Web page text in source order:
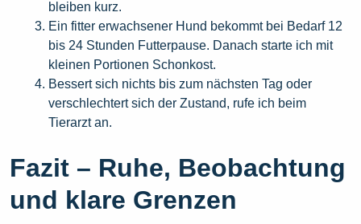
bleiben kurz.
Ein fitter erwachsener Hund bekommt bei Bedarf 12
bis 24 Stunden Futterpause. Danach starte ich mit
kleinen Portionen Schonkost.
Bessert sich nichts bis zum nächsten Tag oder
verschlechtert sich der Zustand, rufe ich beim
Tierarzt an.
Fazit – Ruhe, Beobachtung
und klare Grenzen